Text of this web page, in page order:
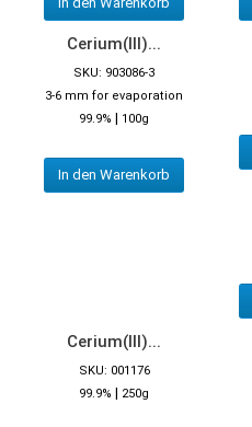
Cerium(III)...
SKU: 903086-3
3-6 mm for evaporation
99.9% | 100g
In den Warenkorb
Cerium(III)...
SKU: 001176
99.9% | 250g